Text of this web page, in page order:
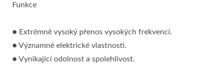
Funkce
● Extrémně vysoký přenos vysokých frekvencí.
● Významné elektrické vlastnosti.
● Vynikající odolnost a spolehlivost.